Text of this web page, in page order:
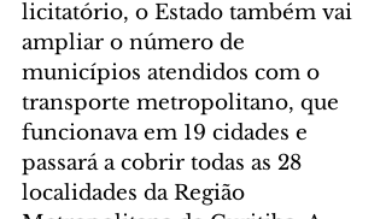
licitatório, o Estado também vai
ampliar o número de
municípios atendidos com o
transporte metropolitano, que
funcionava em 19 cidades e
passará a cobrir todas as 28
localidades da Região